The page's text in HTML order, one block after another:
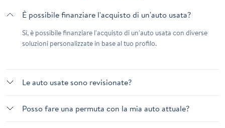
È possibile finanziare l'acquisto di un'auto usata?
Sì, è possibile finanziare l'acquisto di un'auto usata con diverse
soluzioni personalizzate in base al tuo profilo.
Le auto usate sono revisionate?
Posso fare una permuta con la mia auto attuale?